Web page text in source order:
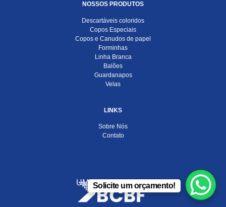
NOSSOS PRODUTOS
Descartáveis coloridos
Copos Especiais
Copos e Canudos de papel
Forminhas
Linha Branca
Balões
Guardanapos
Velas
LINKS
Sobre Nós
Contato
UMA EMPRESA DO
Solicite um orçamento!